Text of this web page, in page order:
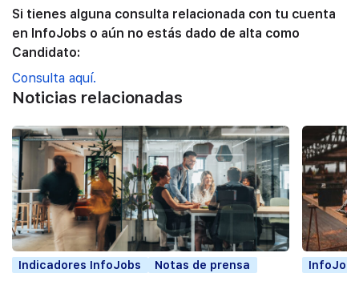
Si tienes alguna consulta relacionada con tu cuenta
en InfoJobs o aún no estás dado de alta como
Candidato:
Consulta aquí.
Noticias relacionadas
Indicadores InfoJobs Notas de prensa